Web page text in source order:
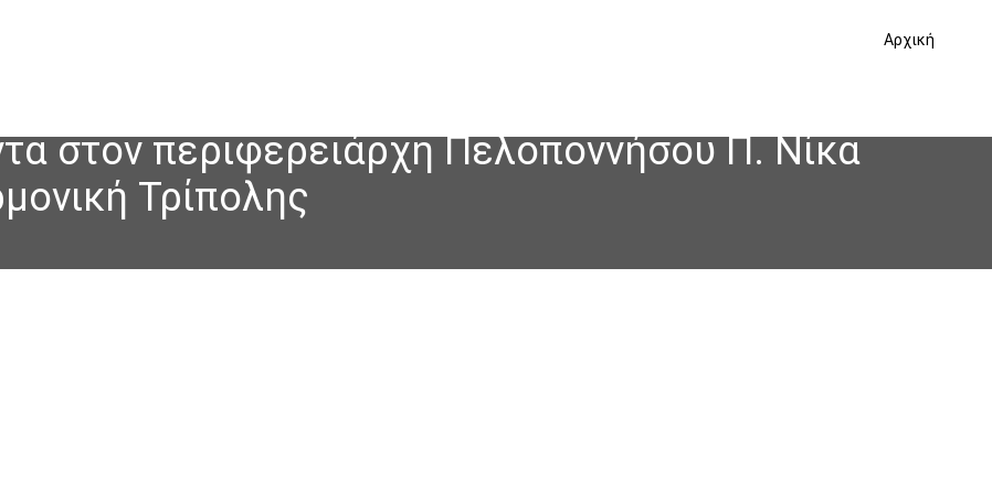
Αρχική
στον περιφερειάρχη Πελοποννήσου Π. Νίκα
Τρίπολης